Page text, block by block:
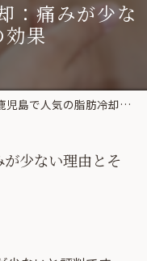
：痛みが少な
果
島で人気の脂肪冷却：痛みが少ない理由とその効果
少ない理由とそ